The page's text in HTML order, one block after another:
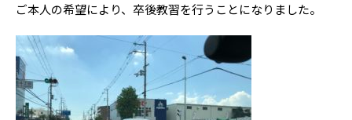
ご本人の希望により、卒後教習を行うことになりました。